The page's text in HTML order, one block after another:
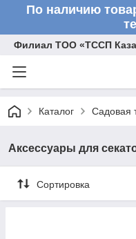
По наличию
Филиал ТОО «ТССП
Каталог Садовая
Аксессуары для
Сортировка